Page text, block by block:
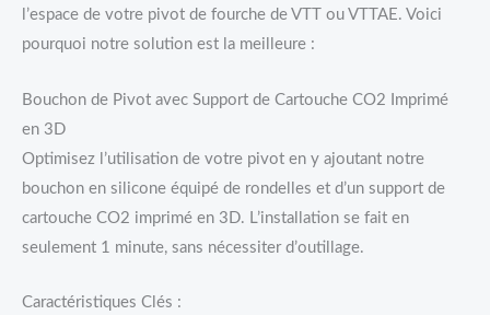
l’espace de votre pivot de fourche de VTT ou VTTAE. Voici
pourquoi notre solution est la meilleure :
Bouchon de Pivot avec Support de Cartouche CO2 Imprimé
en 3D
Optimisez l’utilisation de votre pivot en y ajoutant notre
bouchon en silicone équipé de rondelles et d’un support de
cartouche CO2 imprimé en 3D. L’installation se fait en
seulement 1 minute, sans nécessiter d’outillage.
Caractéristiques Clés :